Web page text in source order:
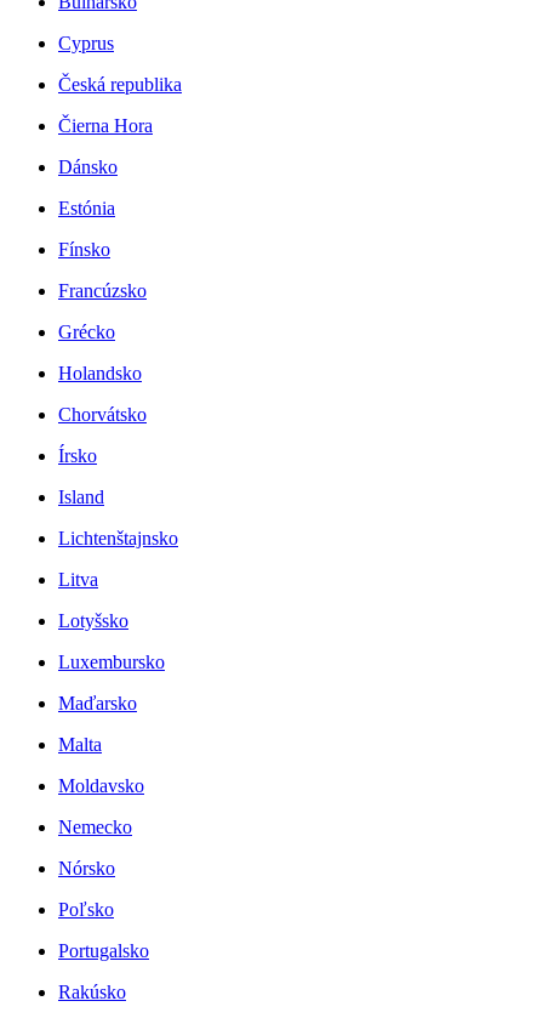
Cyprus
Česká republika
Čierna Hora
Dánsko
Estónia
Fínsko
Francúzsko
Grécko
Holandsko
Chorvátsko
Írsko
Island
Lichtenštajnsko
Litva
Lotyšsko
Luxembursko
Maďarsko
Malta
Moldavsko
Nemecko
Nórsko
Poľsko
Portugalsko
Rakúsko